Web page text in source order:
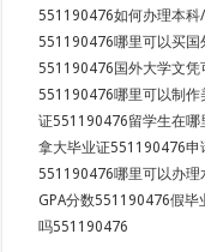
551190476如何办理本
551190476哪里可以买
551190476国外大学文
551190476哪里可以制
证551190476留学生在
拿大毕业证551190476申
551190476哪里可以办
GPA分数551190476假毕
吗551190476